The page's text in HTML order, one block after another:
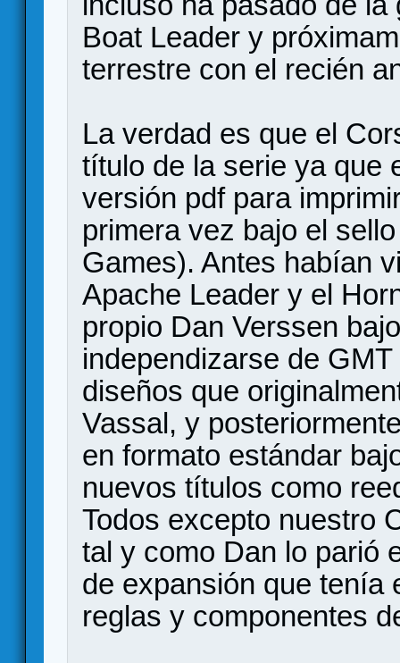
Boat Leader y
terrestre con el recién
La verdad es que el
título de la serie ya que
versión pdf para
primera vez bajo el
Games). Antes habían
Apache Leader y el
propio Dan Verssen
independizarse de
diseños que
Vassal, y
en formato estándar
nuevos títulos como
Todos excepto nuestro
tal y como Dan lo parió
de expansión que tenía
reglas y componentes